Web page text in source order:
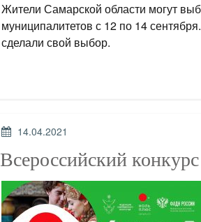
Жители Самарской области могут
муниципалитетов с 12 по 14
сделали свой выбор.
ОПУБЛИКОВАНО
14.04.2021
Всероссийский